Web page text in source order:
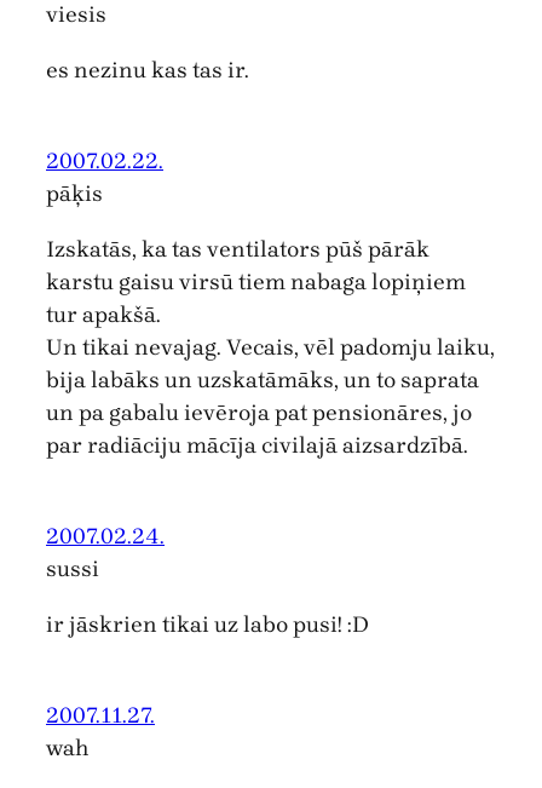
viesis
es nezinu kas tas ir.
2007.02.22.
pāķis
Izskatās, ka tas ventilators pūš pārāk
karstu gaisu virsū tiem nabaga lopiņiem
tur apakšā.
Un tikai nevajag. Vecais, vēl padomju laiku,
bija labāks un uzskatāmāks, un to saprata
un pa gabalu ievēroja pat pensionāres, jo
par radiāciju mācīja civilajā aizsardzībā.
2007.02.24.
sussi
ir jāskrien tikai uz labo pusi! :D
2007.11.27.
wah